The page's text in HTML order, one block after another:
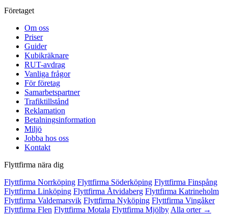
Företaget
Om oss
Priser
Guider
Kubikräknare
RUT-avdrag
Vanliga frågor
För företag
Samarbetspartner
Trafiktillstånd
Reklamation
Betalningsinformation
Miljö
Jobba hos oss
Kontakt
Flyttfirma nära dig
Flyttfirma Norrköping Flyttfirma Söderköping Flyttfirma Finspång
Flyttfirma Linköping Flyttfirma Åtvidaberg Flyttfirma Katrineholm
Flyttfirma Valdemarsvik Flyttfirma Nyköping Flyttfirma Vingåker
Flyttfirma Flen Flyttfirma Motala Flyttfirma Mjölby Alla orter →